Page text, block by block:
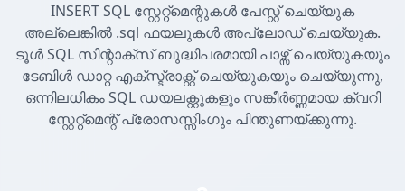
INSERT SQL സ്റ്റേറ്റ്മെന്റുകൾ പേസ്റ്റ് ചെയ്യുക
അല്ലെങ്കിൽ .sql ഫയലുകൾ അപ്‌ലോഡ് ചെയ്യുക.
ടൂൾ SQL സിന്റാക്സ് ബുദ്ധിപരമായി പാഴ്സ് ചെയ്യുകയും
ടേബിൾ ഡാറ്റ എക്സ്ട്രാക്റ്റ് ചെയ്യുകയും ചെയ്യുന്നു,
ഒന്നിലധികം SQL ഡയലക്റ്റുകളും സങ്കീർണ്ണമായ ക്വറി
സ്റ്റേറ്റ്മെന്റ് പ്രോസസ്സിംഗും പിന്തുണയ്ക്കുന്നു.